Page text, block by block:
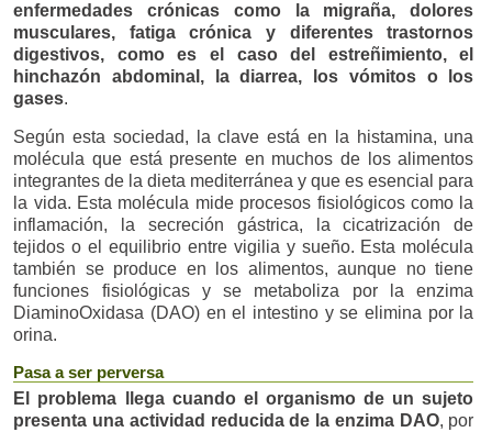
enfermedades crónicas como la migraña, dolores
musculares, fatiga crónica y diferentes trastornos
digestivos, como es el caso del estreñimiento, el
hinchazón abdominal, la diarrea, los vómitos o los
gases.
Según esta sociedad, la clave está en la histamina, una
molécula que está presente en muchos de los alimentos
integrantes de la dieta mediterránea y que es esencial para
la vida. Esta molécula mide procesos fisiológicos como la
inflamación, la secreción gástrica, la cicatrización de
tejidos o el equilibrio entre vigilia y sueño. Esta molécula
también se produce en los alimentos, aunque no tiene
funciones fisiológicas y se metaboliza por la enzima
DiaminoOxidasa (DAO) en el intestino y se elimina por la
orina.
Pasa a ser perversa
El problema llega cuando el organismo de un sujeto
presenta una actividad reducida de la enzima DAO, por